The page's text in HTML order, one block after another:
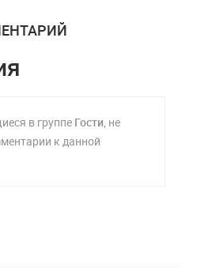
в группе Гости, не
к данной